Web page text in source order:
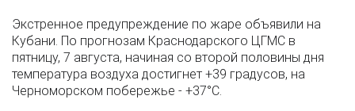
Экстренное предупреждение по жаре объявили на
Кубани. По прогнозам Краснодарского ЦГМС в
пятницу, 7 августа, начиная со второй половины дня
температура воздуха достигнет +39 градусов, на
Черноморском побережье - +37°­С.